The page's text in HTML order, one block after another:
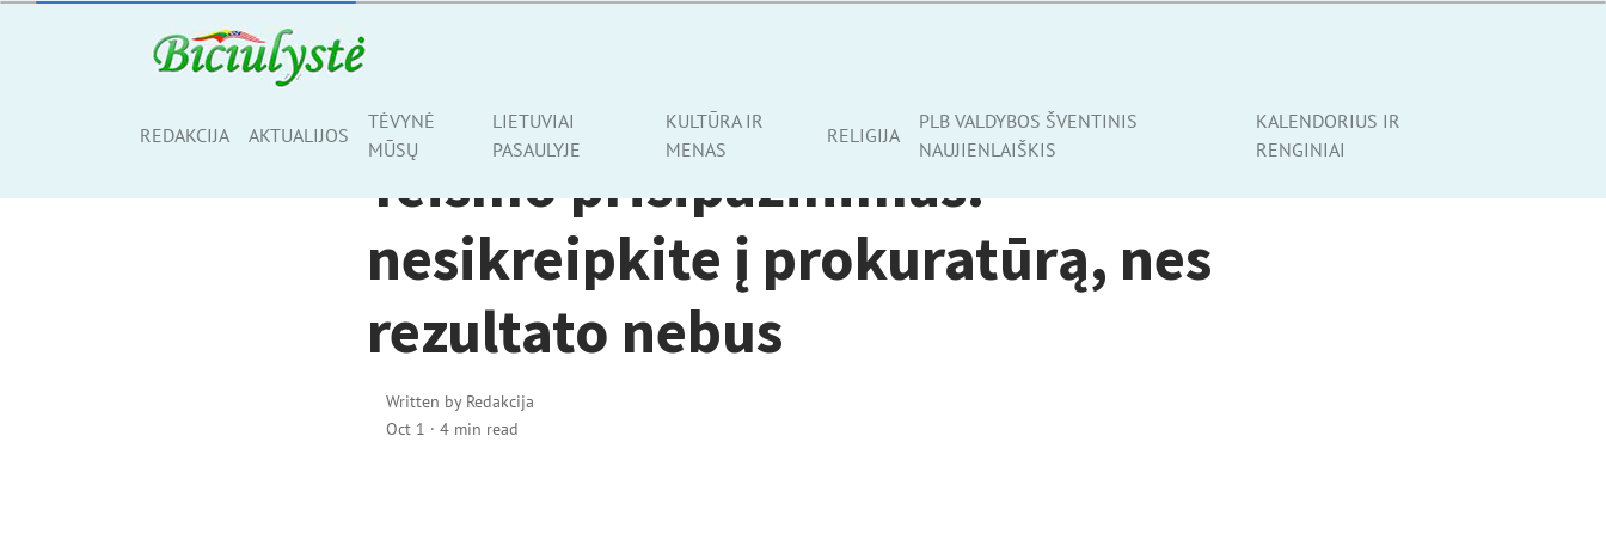
REDAKCIJA AKTUALIJOS
TĖVYNĖ
MŪSŲ
LIETUVIAI
PASAULYJE
KULTŪRA IR
MENAS
RELIGIJA
PLB VALDYBOS ŠVENTINIS
NAUJIENLAIŠKIS
KALENDORIUS IR
RENGINIAI
AKTUALIJOS
Teismo prisipažinimas:
nesikreipkite į prokuratūrą, nes
rezultato nebus
Written by Redakcija
Oct 1 · 4 min read
Share